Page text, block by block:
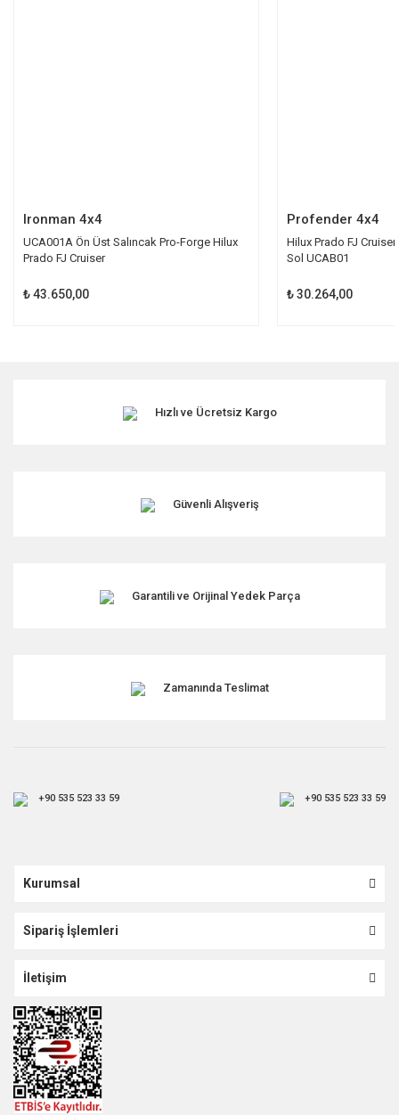
Ironman 4x4
UCA001A Ön Üst Salıncak Pro-Forge Hilux
Prado FJ Cruiser
₺ 43.650,00
Profender 4x4
Hilux Prado FJ
Sol UCAB01
₺ 30.264,00
Hızlı ve Ücretsiz Kargo
Güvenli Alışveriş
Garantili ve Orijinal Yedek Parça
Zamanında Teslimat
+90 535 523 33 59 +90 535 523 33 59
Kurumsal
Sipariş İşlemleri
İletişim